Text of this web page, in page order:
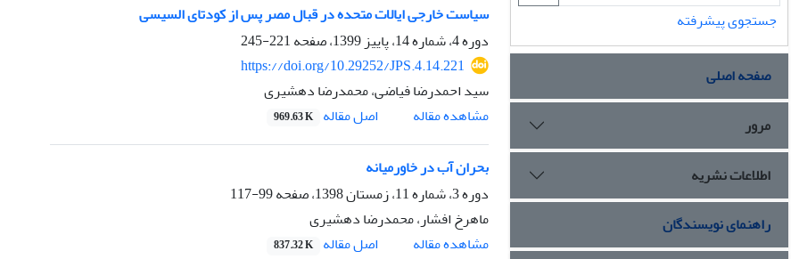
سیاست خارجی ایالات متحده در قبال مصر پس از کودتای السیسی
دوره 4، شماره 14، پاییز 1399، صفحه
221-245
https://doi.org/10.29252/JPS.4.14.221
سید احمدرضا فیاضی، محمدرضا دهشیری
مشاهده مقاله
اصل مقاله 969.63 K
بحران آب در خاورمیانه
دوره 3، شماره 11، زمستان 1398، صفحه
99-117
ماهرخ افشار، محمدرضا دهشیری
مشاهده مقاله
اصل مقاله 837.32 K
جستجوی پیشرفته
صفحه اصلی
مرور
اطلاعات نشریه
راهنمای نویسندگان